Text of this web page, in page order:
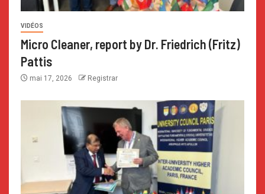
VIDÉOS
Micro Cleaner, report by Dr. Friedrich (Fritz)
Pattis
mai 17, 2026 Registrar